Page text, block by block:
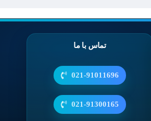
تماس با ما
021-91011696
021-91300165